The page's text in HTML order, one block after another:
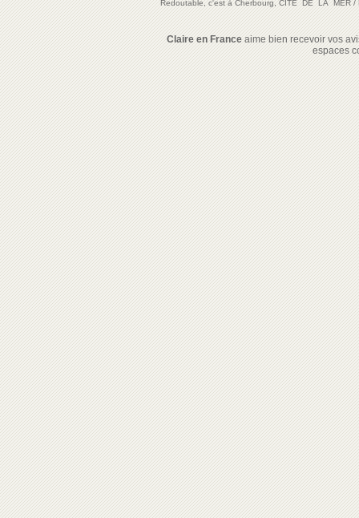
Redoutable, c'est à Cherbourg, CITE DE LA MER/
Claire en Franceaime bien recevoir vos
espaces